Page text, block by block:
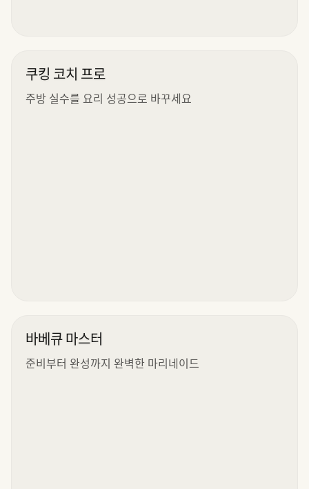
쿠킹 코치 프로
주방 실수를 요리 성공으로 바꾸세요
바베큐 마스터
준비부터 완성까지 완벽한 마리네이드